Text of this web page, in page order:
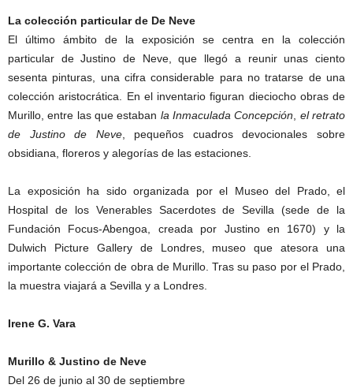
La colección particular de De Neve
El último ámbito de la exposición se centra en la colección
particular de Justino de Neve, que llegó a reunir unas ciento
sesenta pinturas, una cifra considerable para no tratarse de una
colección aristocrática. En el inventario figuran dieciocho obras de
Murillo, entre las que estaban la Inmaculada Concepción
el retrato
de Justino de Neve, pequeños cuadros devocionales sobre
obsidiana, floreros y alegorías de las estaciones.
La exposición ha sido organizada por el Museo del Prado, el
Hospital de los Venerables Sacerdotes de Sevilla (sede de la
Fundación Focus-Abengoa, creada por Justino en 1670) y la
Dulwich Picture Gallery de Londres, museo que atesora una
importante colección de obra de Murillo. Tras su paso por el Prado,
la muestra viajará a Sevilla y a Londres.
Irene G. Vara
Murillo & Justino de Neve
Del 26 de junio al 30 de septiembre